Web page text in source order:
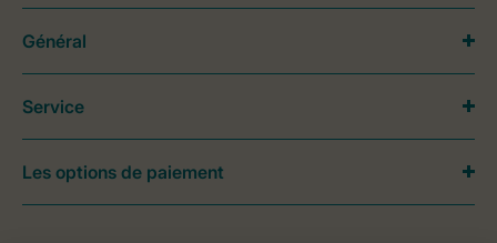
Général
Service
Les options de paiement